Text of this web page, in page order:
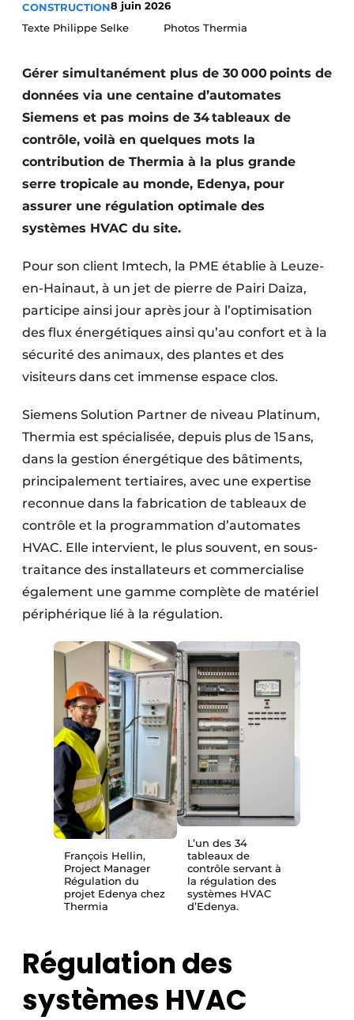
Construction bois
Contrôle d’accès
Éclairage
Fondations
Façades
Géotextiles
Infrastructures souterraines et égouttage
Protection solaire
Sécurité incendie
Software
Techniques ferroviaires
Travaux ferroviaires
CONSTRUCTION8 juin 2026
Texte Philippe Selke Photos Thermia
Gérer simultanément plus de 30 000 points de
données via une centaine d’automates
Siemens et pas moins de 34 tableaux de
contrôle, voilà en quelques mots la
contribution de Thermia à la plus grande
serre tropicale au monde, Edenya, pour
assurer une régulation optimale des
systèmes HVAC du site.
Pour son client Imtech, la PME établie à Leuze-
en-Hainaut, à un jet de pierre de Pairi Daiza,
participe ainsi jour après jour à l’optimisation
des flux énergétiques ainsi qu’au confort et à la
sécurité des animaux, des plantes et des
visiteurs dans cet immense espace clos.
Siemens Solution Partner de niveau Platinum,
Thermia est spécialisée, depuis plus de 15 ans,
dans la gestion énergétique des bâtiments,
principalement tertiaires, avec une expertise
reconnue dans la fabrication de tableaux de
contrôle et la programmation d’automates
HVAC. Elle intervient, le plus souvent, en sous-
traitance des installateurs et commercialise
également une gamme complète de matériel
périphérique lié à la régulation.
François Hellin,
Project Manager
Régulation du
projet Edenya chez
Thermia
L’un des 34
tableaux de
contrôle servant à
la régulation des
systèmes HVAC
d’Edenya.
Régulation des
systèmes HVAC